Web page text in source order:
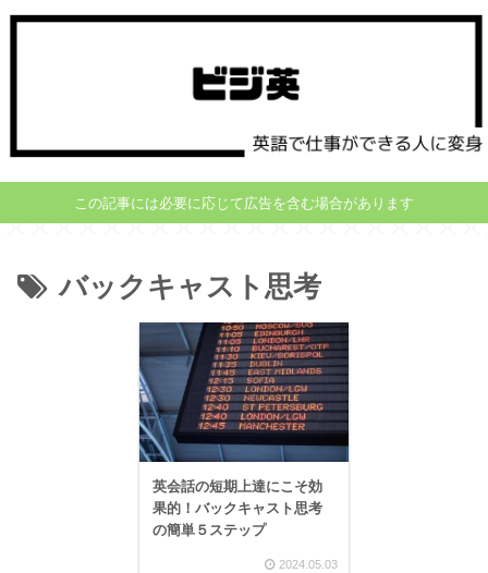
この記事には必要に応じて広告を含む場合があります
バックキャスト思考
英会話の短期上達にこそ効
果的！バックキャスト思考
の簡単５ステップ
2024.05.03